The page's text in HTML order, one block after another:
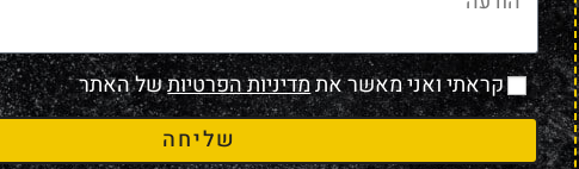
קראתי ואני מאשר אתמדיניות הפרטיותשל האתר
שליחה